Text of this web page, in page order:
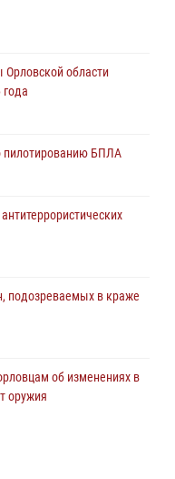
время празднования
на избирательном
области
года
пилотированию БПЛА
подозреваемых в краже
об изменениях в
оружия